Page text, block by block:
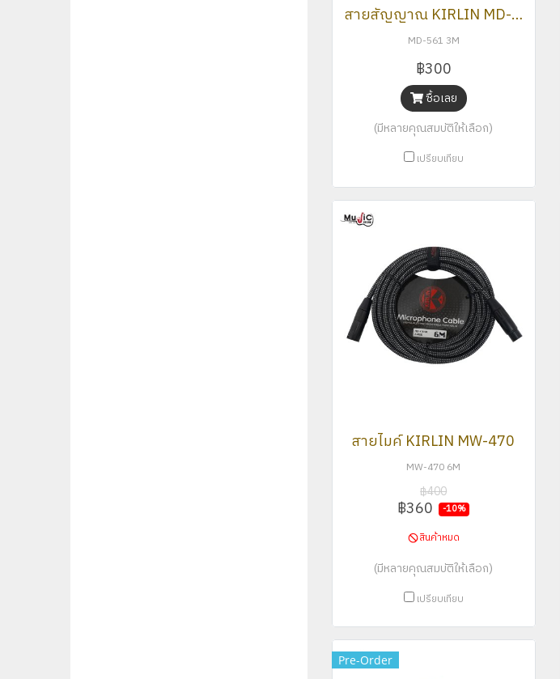
สายสัญญาณ KIRLIN MD-561
MD-561 3M
฿300
ซื้อเลย
(มีหลายคุณสมบัติให้เลือก)
เปรียบเทียบ
สายไมค์ KIRLIN MW-470
MW-470 6M
฿400
฿360 -10%
สินค้าหมด
(มีหลายคุณสมบัติให้เลือก)
เปรียบเทียบ
Pre-Order